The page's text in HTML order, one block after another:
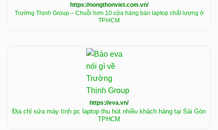
https://nongthonviet.com.vn/
Trường Thịnh Group – Chuỗi hơn 10 cửa hàng bán laptop chất lượng ở
TP.HCM
https://eva.vn/
Địa chỉ sửa máy tính pc laptop thu hút nhiều khách hàng tại Sài Gòn
TPHCM